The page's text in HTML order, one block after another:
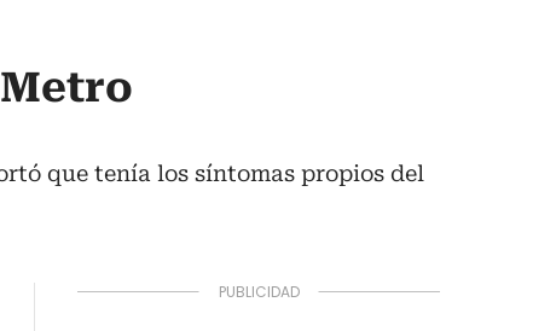
que tenía los síntomas propios del